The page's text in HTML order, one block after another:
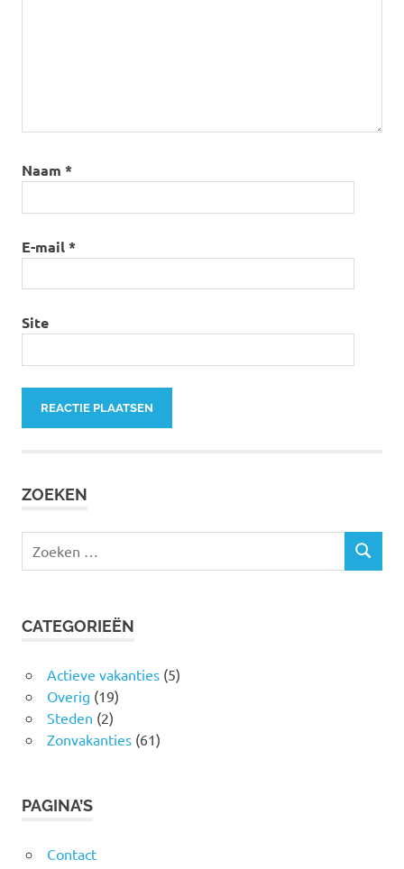
Naam *
E-mail*
Site
ZOEKEN
naar:
ZOEKEN
CATEGORIEËN
Actieve vakanties(5)
Overig (19)
Steden (2)
Zonvakanties(61)
PAGINA’S
Contact